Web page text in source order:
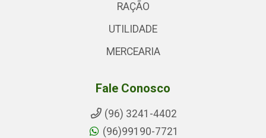
RAÇÃO
UTILIDADE
MERCEARIA
Fale Conosco
(96) 3241-4402
(96)99190-7721